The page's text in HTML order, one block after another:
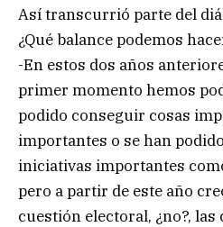
Así transcurrió parte del
¿Qué balance podemos
-En estos dos años
primer momento hemos
podido conseguir cosas
importantes o se han
iniciativas importantes
pero a partir de este año
cuestión electoral, ¿no?, las